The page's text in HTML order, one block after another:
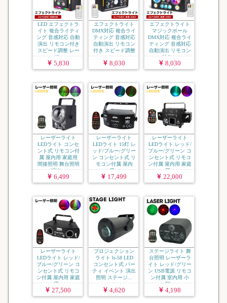
LED エフェクトラ
イト 複合ライティ
ング 音感対応 自動
演出 リモコン付き
スピード調整 レー
ザ...
5,830
エフェクトライト
DMX対応 複合ライ
ティング 音感対応
自動演出 リモコン
付き スピード調整
レ...
8,030
エフェクトライト
マジックボール
DMX対応 複合ライ
ティング 音感対応
自動演出 リモコン
付き ...
8,030
レーザーライト
LEDライト コンセ
ント式 リモコン付
属 屋内用 家庭用
間接照明 舞台照明
演出...
6,499
レーザーライト
LEDライト 15灯 レ
ッド/ブルー/グリー
ン コンセント式 リ
モコン付属 屋内
用...
17,499
レーザーライト
LEDライト レッド/
ブルー/グリーン コ
ンセント式 リモコ
ン付属 屋内用 家庭
用...
22,000
レーザーライト
LEDライト レッド/
ブルー/グリーン コ
ンセント式 リモコ
ン付属 屋内用 家庭
用...
27,500
プロジェクション
ライト ls-58 LED
コンセント式 パー
ティ イベント 演出
照明 ステージ...
4,620
ステージライト 舞
台照明 レーザーラ
イト レッド/グリー
ン USB電源 リモコ
ン付属 室内用 小
型...
4,198